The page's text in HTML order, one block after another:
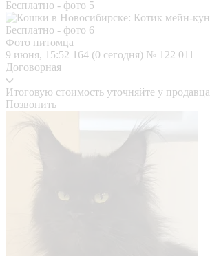
Фото питомца
9 июня, 15:52 164 (0 сегодня) № 122 011
Договорная
Итоговую стоимость уточняйте у продавца
Позвонить